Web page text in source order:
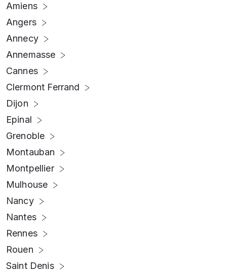
Amiens
Angers
Annecy
Annemasse
Cannes
Clermont Ferrand
Dijon
Epinal
Grenoble
Montauban
Montpellier
Mulhouse
Nancy
Nantes
Rennes
Rouen
Saint Denis